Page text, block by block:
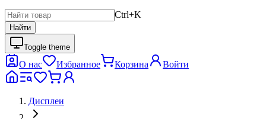
Ctrl+K
Найти
Toggle theme
О нас Избранное Корзина Войти
Дисплеи